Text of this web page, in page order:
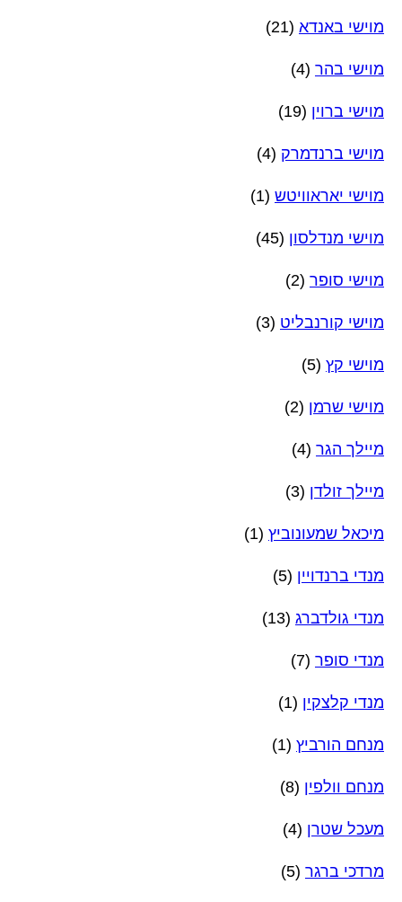
מוישי באנדא (21)
מוישי בהר (4)
מוישי ברוין (19)
מוישי ברנדמרק (4)
מוישי יאראוויטש (1)
מוישי מנדלסון (45)
מוישי סופר (2)
מוישי קורנבליט (3)
מוישי קץ (5)
מוישי שרמן (2)
מיילך הגר (4)
מיילך זולדן (3)
מיכאל שמעונוביץ (1)
מנדי ברנדויין (5)
מנדי גולדברג (13)
מנדי סופר (7)
מנדי קלצקין (1)
מנחם הורביץ (1)
מנחם וולפין (8)
מעכל שטרן (4)
מרדכי ברגר (5)